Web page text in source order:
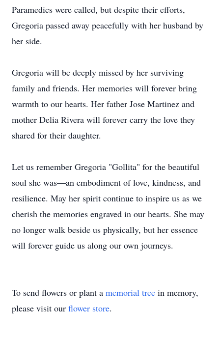
Paramedics were called, but despite their efforts,
Gregoria passed away peacefully with her husband by
her side.
Gregoria will be deeply missed by her surviving
family and friends. Her memories will forever bring
warmth to our hearts. Her father Jose Martinez and
mother Delia Rivera will forever carry the love they
shared for their daughter.
Let us remember Gregoria "Gollita" for the beautiful
soul she was—an embodiment of love, kindness, and
resilience. May her spirit continue to inspire us as we
cherish the memories engraved in our hearts. She may
no longer walk beside us physically, but her essence
will forever guide us along our own journeys.
To send flowers or plant a memorial tree in memory,
please visit our flower store.